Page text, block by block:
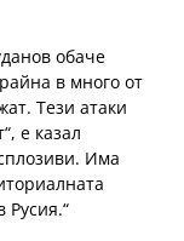
обаче
в много от
Тези атаки
е казал
Има